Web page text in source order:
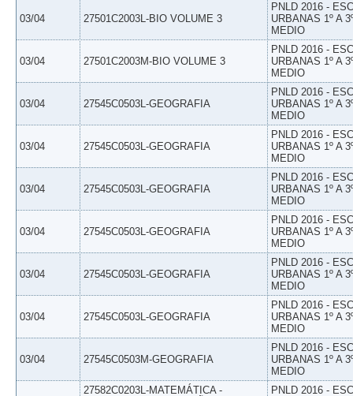
03/04 27501C2003L-BIO VOLUME 3
PNLD 2016 -
URBANAS 1º A
MEDIO
03/04 27501C2003M-BIO VOLUME 3
PNLD 2016 -
URBANAS 1º A
MEDIO
03/04 27545C0503L-GEOGRAFIA
PNLD 2016 -
URBANAS 1º A
MEDIO
03/04 27545C0503L-GEOGRAFIA
PNLD 2016 -
URBANAS 1º A
MEDIO
03/04 27545C0503L-GEOGRAFIA
PNLD 2016 -
URBANAS 1º A
MEDIO
03/04 27545C0503L-GEOGRAFIA
PNLD 2016 -
URBANAS 1º A
MEDIO
03/04 27545C0503L-GEOGRAFIA
PNLD 2016 -
URBANAS 1º A
MEDIO
03/04 27545C0503L-GEOGRAFIA
PNLD 2016 -
URBANAS 1º A
MEDIO
03/04 27545C0503M-GEOGRAFIA
PNLD 2016 -
URBANAS 1º A
MEDIO
27582C0203L-MATEMÁTICA -
PNLD 2016 -